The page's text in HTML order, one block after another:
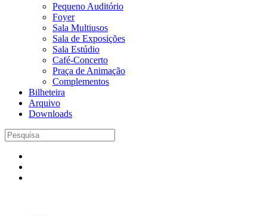
Pequeno Auditório
Foyer
Sala Multiusos
Sala de Exposições
Sala Estúdio
Café-Concerto
Praça de Animação
Complementos
Bilheteira
Arquivo
Downloads